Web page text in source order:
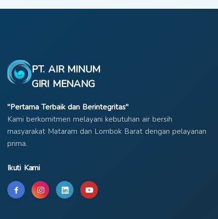
PT. AIR MINUM
GIRI MENANG
"Pertama Terbaik dan Berintegritas"
Kami berkomitmen melayani kebutuhan air bersih
masyarakat Mataram dan Lombok Barat dengan pelayanan
prima.
Ikuti Kami